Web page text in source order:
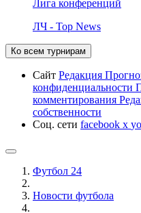
Лига конференций
ЛЧ - Top News
Ко всем турнирам
Сайт Редакция
конфиденциальности
комментирования
собственности
Соц. сети facebook x
Футбол 24
Новости футбола